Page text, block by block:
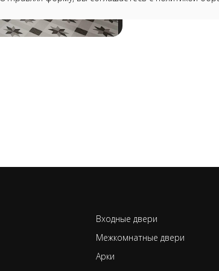
Входные двери
Межкомнатные двери
Арки